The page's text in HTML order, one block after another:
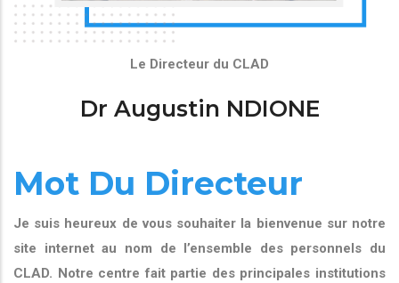
Le Directeur du CLAD
Dr Augustin NDIONE
Mot Du Directeur
Je suis heureux de vous souhaiter la bienvenue sur notre
site internet au nom de l’ensemble des personnels du
CLAD. Notre centre fait partie des principales institutions